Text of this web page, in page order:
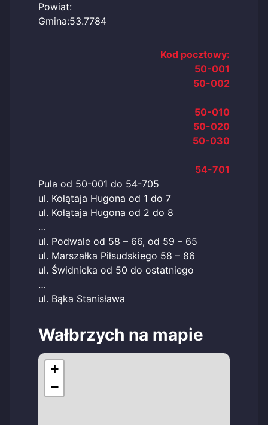
Powiat:
Gmina:53.7784
Kod pocztowy:
50-001
50-002
50-010
50-020
50-030
54-701
Pula od 50-001 do 54-705
ul. Kołątaja Hugona od 1 do 7
ul. Kołątaja Hugona od 2 do 8
…
ul. Podwale od 58 – 66, od 59 – 65
ul. Marszałka Piłsudskiego 58 – 86
ul. Świdnicka od 50 do ostatniego
…
ul. Bąka Stanisława
Wałbrzych na mapie
+
−